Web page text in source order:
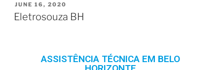
JUNE 16, 2020
Eletrosouza BH
ASSISTÊNCIA TÉCNICA EM BELO